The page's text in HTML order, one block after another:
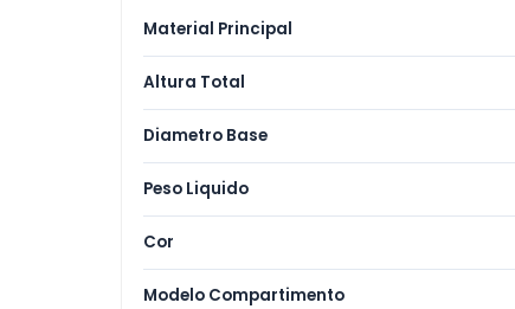
Material Principal
Altura Total
Diametro Base
Peso Liquido
Cor
Modelo Compartimento